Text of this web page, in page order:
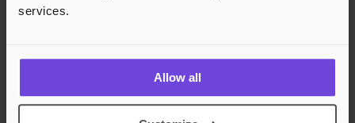
services.
Allow all